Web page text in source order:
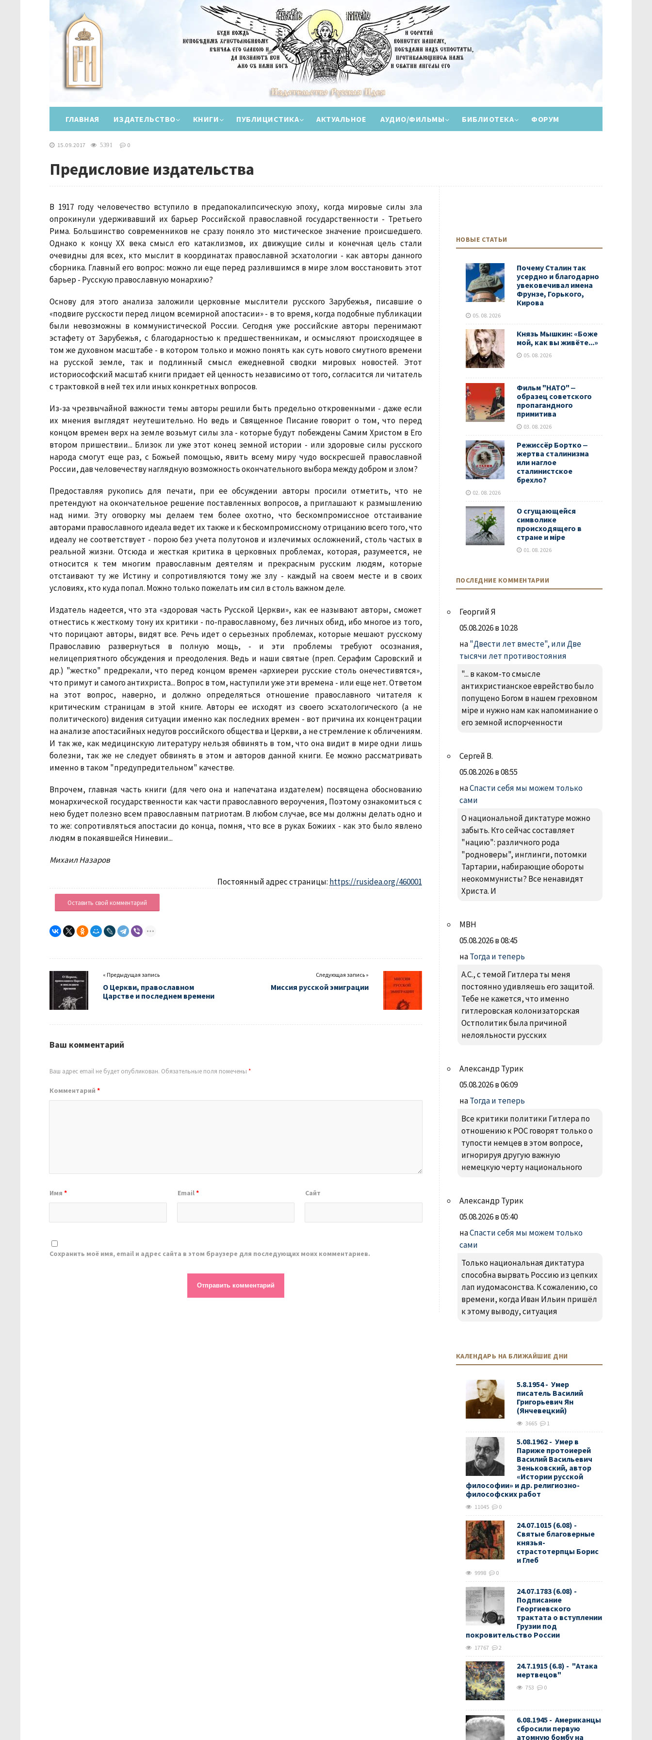
ГЛАВНАЯ ИЗДАТЕЛЬСТВО КНИГИ ПУБЛИЦИСТИКА АКТУАЛЬНОЕ АУДИО/ФИЛЬМЫ БИБЛИОТЕКА ФОРУМ
15.09.2017 5391 0
Предисловие издательства
В 1917 году человечество вступило в предапокалипсическую эпоху, когда мировые силы зла
опрокинули удерживавший их барьер Российской православной государственности - Третьего
Рима. Большинство современников не сразу поняло это мистическое значение происшедшего.
Однако к концу XX века смысл его катаклизмов, их движущие силы и конечная цель стали
очевидны для всех, кто мыслит в координатах православной эсхатологии - как авторы данного
сборника. Главный его вопрос: можно ли еще перед разлившимся в мире злом восстановить этот
барьер - Русскую православную монархию?
Основу для этого анализа заложили церковные мыслители русского Зарубежья, писавшие о
«подвиге русскости перед лицом всемирной апостасии» - в то время, когда подобные публикации
были невозможны в коммунистической России. Сегодня уже российские авторы перенимают
эстафету от Зарубежья, с благодарностью к предшественникам, и осмысляют происходящее в
том же духовном масштабе - в котором только и можно понять как суть нового смутного времени
на русской земле, так и подлинный смысл ежедневной сводки мировых новостей. Этот
историософский масштаб книги придает ей ценность независимо от того, согласится ли читатель
с трактовкой в ней тех или иных конкретных вопросов.
Из-за чрезвычайной важности темы авторы решили быть предельно откровенными - даже если
их мнения выглядят неутешительно. Но ведь и Священное Писание говорит о том, что перед
концом времен верх на земле возьмут силы зла - которые будут побеждены Самим Христом в Его
втором пришествии... Близок ли уже этот конец земной истории - или здоровые силы русского
народа смогут еще раз, с Божьей помощью, явить всему миру чудо воскресшей православной
России, дав человечеству наглядную возможность окончательного выбора между добром и злом?
Предоставляя рукопись для печати, при ее обсуждении авторы просили отметить, что не
претендуют на окончательное решение поставленных вопросов, а приглашают к размышлению
над ними. Эту оговорку мы делаем тем более охотно, что бескомпромиссное отстаивание
авторами православного идеала ведет их также и к бескомпромиссному отрицанию всего того, что
идеалу не соответствует - порою без учета полутонов и излечимых осложнений, столь частых в
реальной жизни. Отсюда и жесткая критика в церковных проблемах, которая, разумеется, не
относится к тем многим православным деятелям и прекрасным русским людям, которые
отстаивают ту же Истину и сопротивляются тому же злу - каждый на своем месте и в своих
условиях, кто куда попал. Можно только пожелать им сил в столь важном деле.
Издатель надеется, что эта «здоровая часть Русской Церкви», как ее называют авторы, сможет
отнестись к жесткому тону их критики - по-православному, без личных обид, ибо многое из того,
что порицают авторы, видят все. Речь идет о серьезных проблемах, которые мешают русскому
Православию развернуться в полную мощь, - и эти проблемы требуют осознания,
нелицеприятного обсуждения и преодоления. Ведь и наши святые (преп. Серафим Саровский и
др.) "жестко" предрекали, что перед концом времен «архиереи русские столь онечестивятся»,
что примут и самого антихриста... Вопрос в том, наступили уже эти времена - или еще нет. Ответом
на этот вопрос, наверно, и должно определяться отношение православного читателя к
критическим страницам в этой книге. Авторы ее исходят из своего эсхатологического (а не
политического) видения ситуации именно как последних времен - вот причина их концентрации
на анализе апостасийных недугов российского общества и Церкви, а не стремление к обличениям.
И так же, как медицинскую литературу нельзя обвинять в том, что она видит в мире одни лишь
болезни, так же не следует обвинять в этом и авторов данной книги. Ее можно рассматривать
именно в таком "предупредительном" качестве.
Впрочем, главная часть книги (для чего она и напечатана издателем) посвящена обоснованию
монархической государственности как части православного вероучения, Поэтому ознакомиться с
нею будет полезно всем православным патриотам. В любом случае, все мы должны делать одно и
то же: сопротивляться апостасии до конца, помня, что все в руках Божиих - как это было явлено
людям в покаявшейся Ниневии...
Михаил Назаров
Постоянный адрес страницы: https://rusidea.org/460001
Оставить свой комментарий
« Предыдущая запись
О Церкви, православном
Царстве и последнем времени
Следующая запись »
Миссия русской эмиграции
Ваш комментарий
Ваш адрес email не будет опубликован. Обязательные поля помечены *
Комментарий *
Имя * Email* Сайт
Сохранить моё имя, email и адрес сайта в этом браузере для последующих моих комментариев.
НОВЫЕ СТАТЬИ
Почему Сталин так
усердно и благодарно
увековечивал имена
Фрунзе, Горького,
Кирова
05. 08. 2026
Князь Мышкин: «Боже
мой, как вы живёте...»
05. 08. 2026
Фильм "НАТО" ‒
образец советского
пропагандного
примитива
03. 08. 2026
Режиссёр Бортко ‒
жертва сталинизма
или наглое
сталинистское
брехло?
02. 08. 2026
О сгущающейся
символике
происходящего в
стране и мiре
01. 08. 2026
ПОСЛЕДНИЕ КОММЕНТАРИИ
Георгий Я
05.08.2026 в 10:28
на"Двести лет вместе", или Две
тысячи лет противостояния
"... в каком-то смысле
антихристианское еврейство было
попущено Богом в нашем греховном
міре и нужно нам как напоминание о
его земной испорченности
Сергей В.
05.08.2026 в 08:55
наСпасти себя мы можем только
сами
О национальной диктатуре можно
забыть. Кто сейчас составляет
"нацию": различного рода
"родноверы", инглинги, потомки
Тартарии, набирающие обороты
неокоммунисты? Все ненавидят
Христа. И
МВН
05.08.2026 в 08:45
наТогда и теперь
А.С., с темой Гитлера ты меня
постоянно удивляешь его защитой.
Тебе не кажется, что именно
гитлеровская колонизаторская
Остполитик была причиной
нелояльности русских
Александр Турик
05.08.2026 в 06:09
наТогда и теперь
Все критики политики Гитлера по
отношению к РОС говорят только о
тупости немцев в этом вопросе,
игнорируя другую важную
немецкую черту национального
Александр Турик
05.08.2026 в 05:40
наСпасти себя мы можем только
сами
Только национальная диктатура
способна вырвать Россию из цепких
лап иудомасонства. К сожалению, со
времени, когда Иван Ильин пришёл
к этому выводу, ситуация
КАЛЕНДАРЬ НА БЛИЖАЙШИЕ ДНИ
5.8.1954 - Умер
писатель Василий
Григорьевич Ян
(Янчевецкий)
3665 1
5.08.1962 - Умер в
Париже протоиерей
Василий Васильевич
Зеньковский, автор
«Истории русской
философии» и др. религиозно-
философских работ
11045 0
24.07.1015 (6.08) -
Святые благоверные
князья-
страстотерпцы Борис
и Глеб
9998 0
24.07.1783 (6.08) -
Подписание
Георгиевского
трактата о вступлении
Грузии под
покровительство России
17767 2
24.7.1915 (6.8) - "Атака
мертвецов"
753 0
6.08.1945 - Американцы
сбросили первую
атомную бомбу на